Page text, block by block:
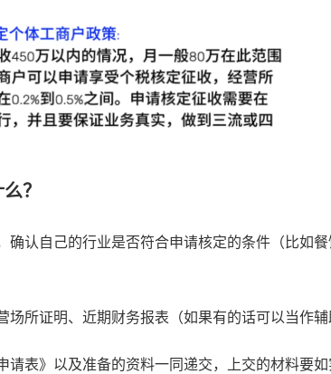
？
确认自己的行业是否符合申请核定的条件（比如
场所证明、近期财务报表（如果有的话可以当作辅
请表》以及准备的资料一同递交，上交的材料要